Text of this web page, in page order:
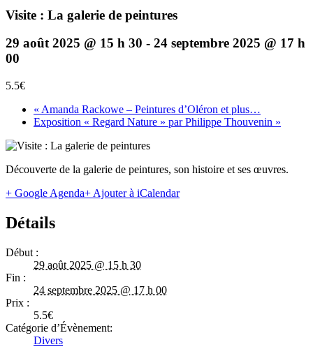
Visite : La galerie de peintures
29 août 2025 @ 15 h 30 - 24 septembre 2025 @ 17 h
00
5.5€
« Amanda Rackowe – Peintures d’Oléron et plus…
Exposition « Regard Nature » par Philippe Thouvenin »
Découverte de la galerie de peintures, son histoire et ses œuvres.
+ Google Agenda+ Ajouter à iCalendar
Détails
Début :
29 août 2025 @ 15 h 30
Fin :
24 septembre 2025 @ 17 h 00
Prix :
5.5€
Catégorie d’Évènement:
Divers